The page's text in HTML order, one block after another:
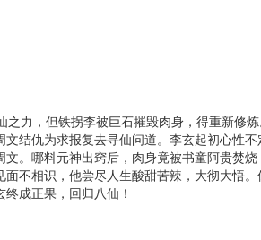
之力，但铁拐李被巨石摧毁肉身，得重新修
结仇为求报复去寻仙问道。李玄起初心性
。哪料元神出窍后，肉身竟被书童阿贵焚
不相识，他尝尽人生酸甜苦辣，大彻大悟
成正果，回归八仙！